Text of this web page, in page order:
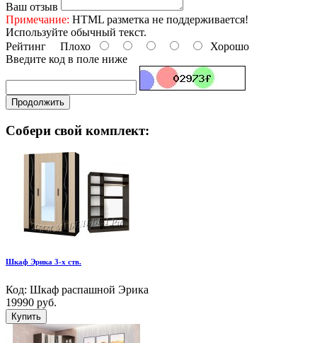
Ваш отзыв
Примечание: HTML разметка не поддерживается!
Используйте обычный текст.
Рейтинг Плохо
Хорошо
Введите код в поле ниже
Продолжить
Собери свой комплект:
Шкаф Эрика 3-х ств.
Код: Шкаф распашной Эрика
19990 руб.
Купить